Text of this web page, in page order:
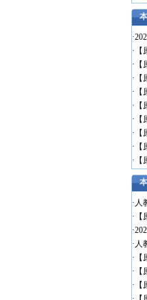
·
·
·
·
·
·
·
·
·
·
· 人
·
·
· 人
·
·
·